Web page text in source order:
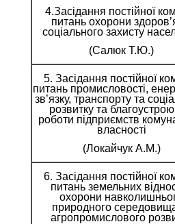
4.Засідання постійної
питань охорони
соціального захисту
(Салюк Т.Ю.)
5. Засідання постійної
питань промисловості,
зв’язку, транспорту та
розвитку та благоустрою
роботи підприємств
власності
(Локайчук А.М.)
6. Засідання постійної
питань земельних
охорони
природного
агропромислового